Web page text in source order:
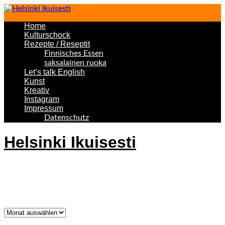
Home
Kulturschock
Rezepte / Reseptit
Finnisches Essen
saksalainen ruoka
Let’s talk English
Kunst
Kreativ
Instagram
Impressum
Datenschutz
Helsinki Ikuisesti
Was